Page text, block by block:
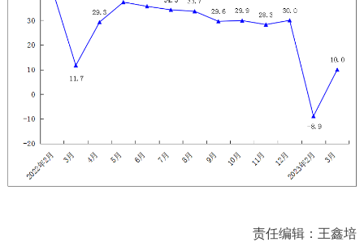
责任编辑：王鑫培